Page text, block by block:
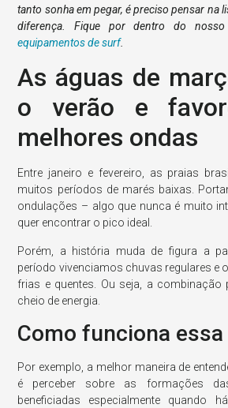
tanto sonha em pegar, é preciso pensar na
diferença. Fique por dentro do
equipamentos de surf.
As águas de
o verão e
melhores ondas
Entre janeiro e fevereiro, as praias
muitos períodos de marés baixas.
ondulações – algo que nunca é muito
quer encontrar o pico ideal.
Porém, a história muda de figura a
período vivenciamos chuvas regulares e
frias e quentes. Ou seja, a combinação
cheio de energia.
Como funciona
Por exemplo, a melhor maneira de
é perceber sobre as formações
beneficiadas especialmente quando